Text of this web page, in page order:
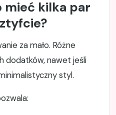
mieć kilka par
za mało. Różne
dodatków, nawet jeśli
styl.